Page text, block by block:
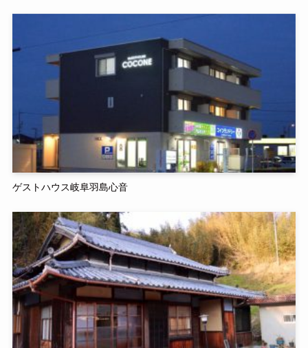
ゲストハウス岐阜羽島心音